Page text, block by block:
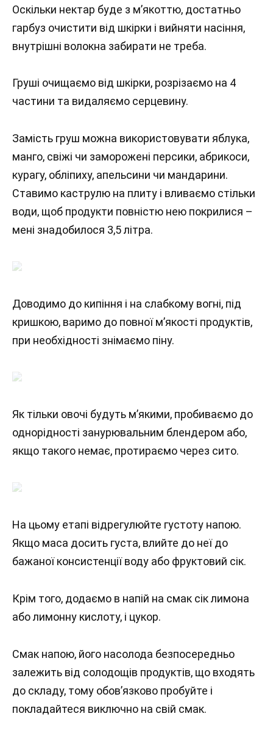
Оскільки нектар буде з м’якоттю, достатньо
гарбуз очистити від шкірки і вийняти насіння,
внутрішні волокна забирати не треба.
Груші очищаємо від шкірки, розрізаємо на 4
частини та видаляємо серцевину.
Замість груш можна використовувати яблука,
манго, свіжі чи заморожені персики, абрикоси,
курагу, обліпиху, апельсини чи мандарини.
Ставимо каструлю на плиту і вливаємо стільки
води, щоб продукти повністю нею покрилися –
мені знадобилося 3,5 літра.
Доводимо до кипіння і на слабкому вогні, під
кришкою, варимо до повної м’якості продуктів,
при необхідності знімаємо піну.
Як тільки овочі будуть м’якими, пробиваємо до
однорідності занурювальним блендером або,
якщо такого немає, протираємо через сито.
На цьому етапі відрегулюйте густоту напою.
Якщо маса досить густа, влийте до неї до
бажаної консистенції воду або фруктовий сік.
Крім того, додаємо в напій на смак сік лимона
або лимонну кислоту, і цукор.
Смак напою, його насолода безпосередньо
залежить від солодощів продуктів, що входять
до складу, тому обов’язково пробуйте і
покладайтеся виключно на свій смак.